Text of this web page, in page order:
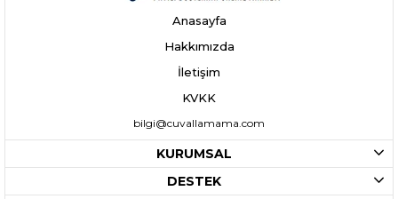
Anasayfa
Hakkımızda
İletişim
KVKK
bilgi@cuvallamama.com
KURUMSAL
DESTEK